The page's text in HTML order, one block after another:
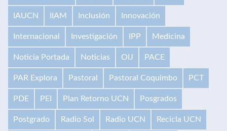
IAUCN IIAM Inclusión Innovación
Internacional Investigación IPP Medicina
Noticia Portada Noticias OIJ PACE
PAR Explora Pastoral Pastoral Coquimbo PCT
PDE PEI Plan Retorno UCN Posgrados
Postgrado Radio Sol Radio UCN Recicla UCN